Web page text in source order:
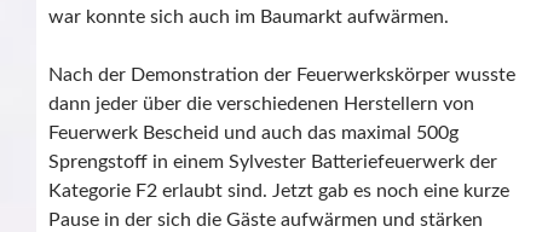
war konnte sich auch im Baumarkt aufwärmen.
Nach der Demonstration der Feuerwerkskörper wusste
dann jeder über die verschiedenen Herstellern von
Feuerwerk Bescheid und auch das maximal 500g
Sprengstoff in einem Sylvester Batteriefeuerwerk der
Kategorie F2 erlaubt sind. Jetzt gab es noch eine kurze
Pause in der sich die Gäste aufwärmen und stärken